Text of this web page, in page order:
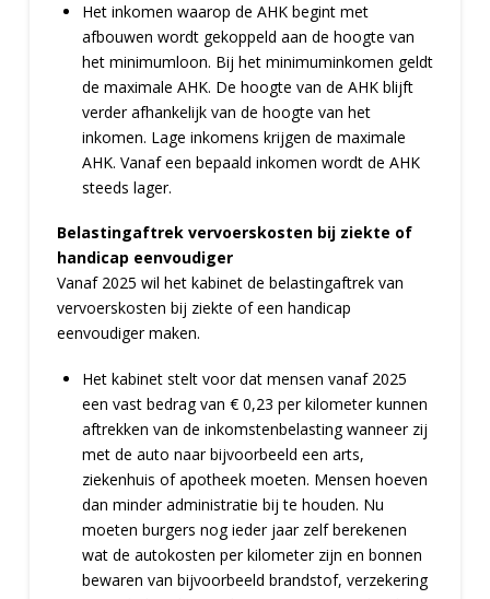
Het inkomen waarop de AHK begint met
afbouwen wordt gekoppeld aan de hoogte van
het minimumloon. Bij het minimuminkomen geldt
de maximale AHK. De hoogte van de AHK blijft
verder afhankelijk van de hoogte van het
inkomen. Lage inkomens krijgen de maximale
AHK. Vanaf een bepaald inkomen wordt de AHK
steeds lager.
Belastingaftrek vervoerskosten bij ziekte of
handicap eenvoudiger
Vanaf 2025 wil het kabinet de belastingaftrek van
vervoerskosten bij ziekte of een handicap
eenvoudiger maken.
Het kabinet stelt voor dat mensen vanaf 2025
een vast bedrag van € 0,23 per kilometer kunnen
aftrekken van de inkomstenbelasting wanneer zij
met de auto naar bijvoorbeeld een arts,
ziekenhuis of apotheek moeten. Mensen hoeven
dan minder administratie bij te houden. Nu
moeten burgers nog ieder jaar zelf berekenen
wat de autokosten per kilometer zijn en bonnen
bewaren van bijvoorbeeld brandstof, verzekering